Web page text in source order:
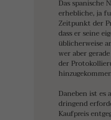
Das spanische
erhebliche, ja
Zeitpunkt der
dass er seine
üblicherweise
wer aber
der
Daneben ist es
dringend
Kaufpreis